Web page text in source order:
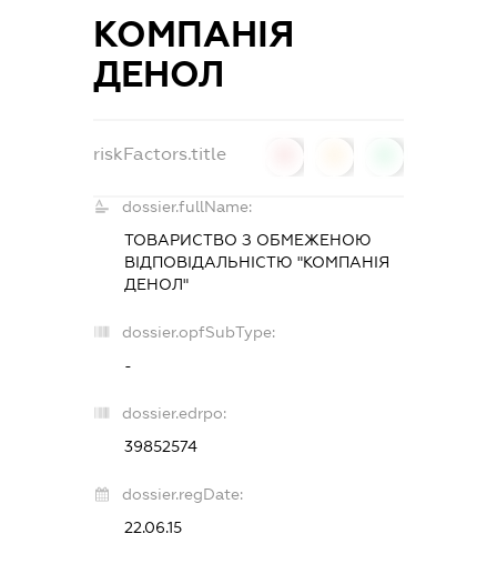
КОМПАНІЯ
ДЕНОЛ
riskFactors.title
dossier.fullName:
ТОВАРИСТВО З ОБМЕЖЕНОЮ
ВІДПОВІДАЛЬНІСТЮ "КОМПАНІЯ
ДЕНОЛ"
dossier.opfSubType:
-
dossier.edrpo:
39852574
dossier.regDate:
22.06.15